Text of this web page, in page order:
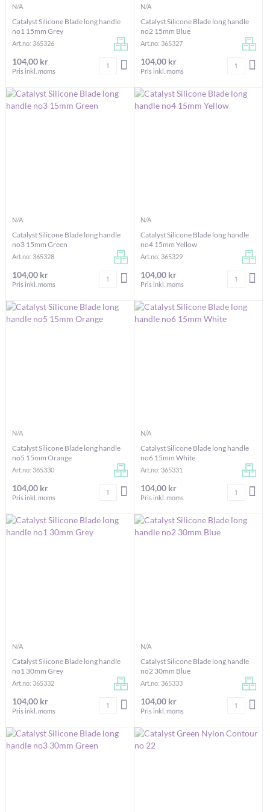
N/A
Catalyst Silicone Blade long handle
no1 15mm Grey
Art.no: 365326
104,00 kr
Pris inkl. moms
Antal LÄGG I VARUKORGEN
N/A
Catalyst Silicone Blade long handle
no2 15mm Blue
Art.no: 365327
104,00 kr
Pris inkl. moms
Antal
N/A
Catalyst Silicone Blade long handle
no3 15mm Green
Art.no: 365328
104,00 kr
Pris inkl. moms
Antal LÄGG I VARUKORGEN
N/A
Catalyst Silicone Blade long handle
no4 15mm Yellow
Art.no: 365329
104,00 kr
Pris inkl. moms
Antal
N/A
Catalyst Silicone Blade long handle
no5 15mm Orange
Art.no: 365330
104,00 kr
Pris inkl. moms
Antal LÄGG I VARUKORGEN
N/A
Catalyst Silicone Blade long handle
no6 15mm White
Art.no: 365331
104,00 kr
Pris inkl. moms
Antal
N/A
Catalyst Silicone Blade long handle
no1 30mm Grey
Art.no: 365332
104,00 kr
Pris inkl. moms
Antal LÄGG I VARUKORGEN
N/A
Catalyst Silicone Blade long handle
no2 30mm Blue
Art.no: 365333
104,00 kr
Pris inkl. moms
Antal